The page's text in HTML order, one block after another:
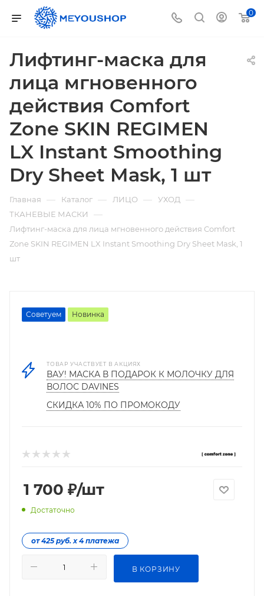
0
Лифтинг-маска для
лица мгновенного
действия Comfort
Zone SKIN REGIMEN
LX Instant Smoothing
Dry Sheet Mask, 1 шт
Главная — Каталог — ЛИЦО — УХОД —
ТКАНЕВЫЕ МАСКИ —
Лифтинг-маска для лица мгновенного действия Comfort
Zone SKIN REGIMEN LX Instant Smoothing Dry Sheet Mask, 1
шт
Советуем Новинка
ТОВАР УЧАСТВУЕТ В АКЦИЯХ
ВАУ! МАСКА В ПОДАРОК К МОЛОЧКУ ДЛЯ
ВОЛОС DAVINES
СКИДКА 10% ПО ПРОМОКОДУ
1 700 ₽/шт
Достаточно
от 425 руб. х 4 платежа
В КОРЗИНУ